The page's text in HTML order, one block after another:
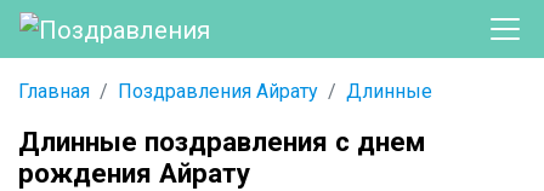
Главная Поздравления Айрату Длинные
Длинные поздравления с днем
рождения Айрату